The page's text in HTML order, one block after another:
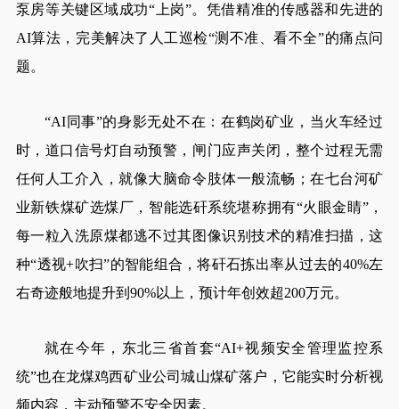
泵房等关键区域成功“上岗”。凭借精准的传感器和先进的
AI算法，完美解决了人工巡检“测不准、看不全”的痛点问
题。
“AI同事”的身影无处不在：在鹤岗矿业，当火车经过
时，道口信号灯自动预警，闸门应声关闭，整个过程无需
任何人工介入，就像大脑命令肢体一般流畅；在七台河矿
业新铁煤矿选煤厂，智能选矸系统堪称拥有“火眼金睛”，
每一粒入洗原煤都逃不过其图像识别技术的精准扫描，这
种“透视+吹扫”的智能组合，将矸石拣出率从过去的40%左
右奇迹般地提升到90%以上，预计年创效超200万元。
就在今年，东北三省首套“AI+视频安全管理监控系
统”也在龙煤鸡西矿业公司城山煤矿落户，它能实时分析视
频内容，主动预警不安全因素。